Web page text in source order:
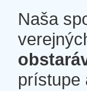
Naša
prístupe